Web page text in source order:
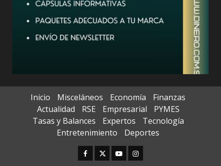
Inicio Misceláneos Economía
Finanzas
Actualidad
RSE Empresarial
PYMES
Tasas y Balances
Expertos
Tecnología
Entretenimiento
Deportes
Facebook
TwitterYoutubeInstagram